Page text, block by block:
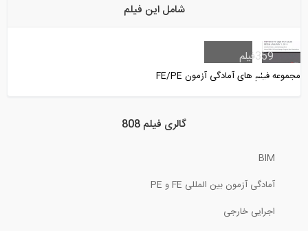
شامل این فیلم
مجموعه فیلم های آمادگی آزمون FE/PE
359فیلم
گالری فیلم 808
BIM
آمادگی آزمون بین المللی FE و PE
اجرایی خارجی